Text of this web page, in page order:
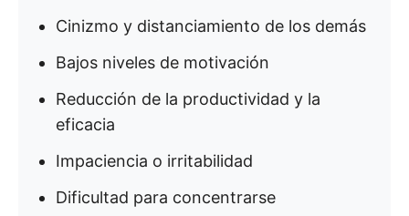
Cinizmo y distanciamiento de los demás
Bajos niveles de motivación
Reducción de la productividad y la
eficacia
Impaciencia o irritabilidad
Dificultad para concentrarse